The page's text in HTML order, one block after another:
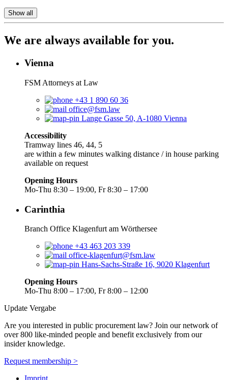
Show all
We are always available for you.
Vienna
FSM Attorneys at Law
+43 1 890 60 36
office@fsm.law
Lange Gasse 50, A-1080 Vienna
Accessibility
Tramway lines 46, 44, 5
are within a few minutes walking distance / in house parking
available on request
Opening Hours
Mo-Thu 8:30 – 19:00, Fr 8:30 – 17:00
Carinthia
Branch Office Klagenfurt am Wörthersee
+43 463 203 339
office-klagenfurt@fsm.law
Hans-Sachs-Straße 16, 9020 Klagenfurt
Opening Hours
Mo-Thu 8:00 – 17:00, Fr 8:00 – 12:00
Update Vergabe
Are you interested in public procurement law? Join our network of
over 800 like-minded people and benefit exclusively from our
insider knowledge.
Request membership >